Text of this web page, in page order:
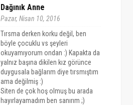
Dağınık Anne
Pazar, Nisan 10, 2016
Tırsma derken korku değil, ben
böyle çocuklu vs şeyleri
okuyamıyorum ondan :) Kapakta da
yalnız başına dikilen kız görünce
duygusala bağlarım diye tırsmıştım
ama değilmiş :)
Siten de çok hoş olmuş bu arada
hayırlayamadım ben sanırım ;)